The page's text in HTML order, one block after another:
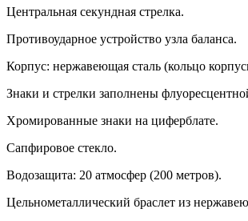
Центральная секундная стрелка.
Противоударное устройство узла баланса.
Корпус: нержавеющая сталь (кольцо
Знаки и стрелки заполнены
Хромированные знаки на циферблате.
Сапфировое стекло.
Водозащита: 20 атмосфер (200 метров).
Цельнометаллический браслет из